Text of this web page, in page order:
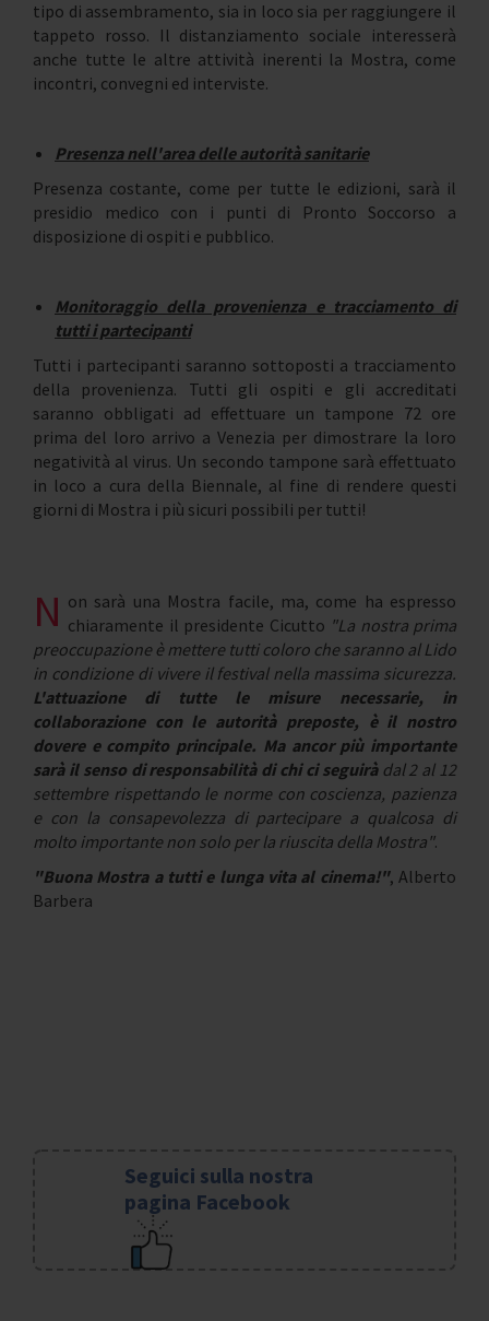
tipo di assembramento, sia in loco sia per raggiungere il
tappeto rosso. Il distanziamento sociale interesserà
anche tutte le altre attività inerenti la Mostra, come
incontri, convegni ed interviste.
Presenza nell'area delle autorità sanitarie
Presenza costante, come per tutte le edizioni, sarà il
presidio medico con i punti di Pronto Soccorso a
disposizione di ospiti e pubblico.
Monitoraggio della provenienza e tracciamento di
tutti i partecipanti
Tutti i partecipanti saranno sottoposti a tracciamento
della provenienza. Tutti gli ospiti e gli accreditati
saranno obbligati ad effettuare un tampone 72 ore
prima del loro arrivo a Venezia per dimostrare la loro
negatività al virus. Un secondo tampone sarà effettuato
in loco a cura della Biennale, al fine di rendere questi
giorni di Mostra i più sicuri possibili per tutti!
N on sarà una Mostra facile, ma, come ha espresso
chiaramente il presidente Cicutto "La nostra prima
preoccupazione è mettere tutti coloro che saranno al Lido
in condizione di vivere il festival nella massima sicurezza.
L'attuazione di tutte le misure necessarie, in
collaborazione con le autorità preposte, è il nostro
dovere e compito principale. Ma ancor più importante
sarà il senso di responsabilità di chi ci seguirà dal 2 al 12
settembre rispettando le norme con coscienza, pazienza
e con la consapevolezza di partecipare a qualcosa di
molto importante non solo per la riuscita della Mostra".
"Buona Mostra a tutti e lunga vita al cinema!", Alberto
Barbera
Seguici sulla nostra
pagina Facebook